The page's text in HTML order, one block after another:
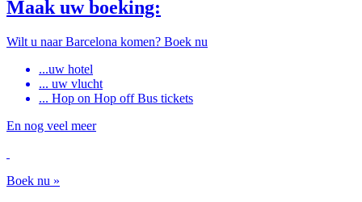
Maak uw boeking:
Wilt u naar Barcelona komen? Boek nu
...uw hotel
... uw vlucht
... Hop on Hop off Bus tickets
En nog veel meer
Boek nu »